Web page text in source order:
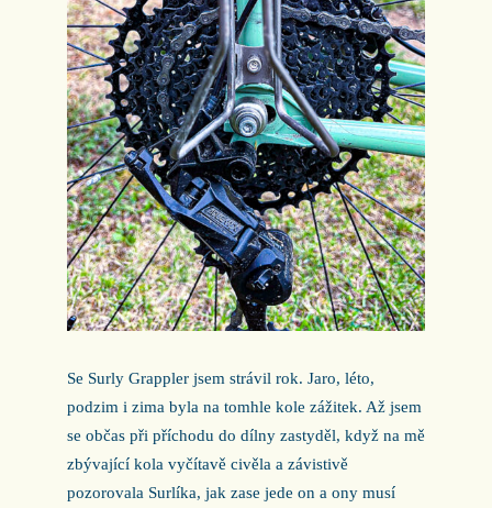
Se Surly Grappler jsem strávil rok. Jaro, léto,
podzim i zima byla na tomhle kole zážitek. Až jsem
se občas při příchodu do dílny zastyděl, když na mě
zbývající kola vyčítavě civěla a závistivě
pozorovala Surlíka, jak zase jede on a ony musí